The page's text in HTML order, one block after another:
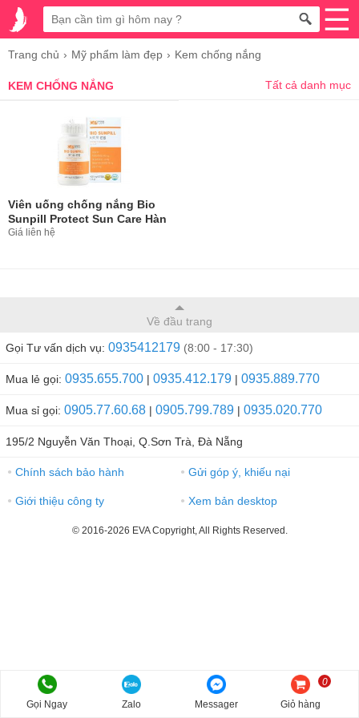
Trang chủ Mỹ phẩm làm đẹp Kem chống nắng
KEM CHỐNG NẮNG Tất cả danh mục
Viên uống chống nắng Bio
Sunpill Protect Sun Care Hàn
Quốc
Giá liên hệ
Về đầu trang
Gọi Tư vấn dịch vụ: 0935412179 (8:00 - 17:30)
Mua lẻ gọi: 0935.655.700 | 0935.412.179 | 0935.889.770
Mua sỉ gọi: 0905.77.60.68 | 0905.799.789 | 0935.020.770
195/2 Nguyễn Văn Thoại, Q.Sơn Trà, Đà Nẵng
● Chính sách bảo hành ● Gửi góp ý, khiếu nại
● Giới thiệu công ty ● Xem bản desktop
© 2016-2026 EVA Copyright, All Rights Reserved.
Gọi Ngay Zalo Messager Giỏ hàng
0